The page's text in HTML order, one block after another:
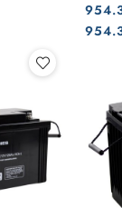
Cena:
Cena: